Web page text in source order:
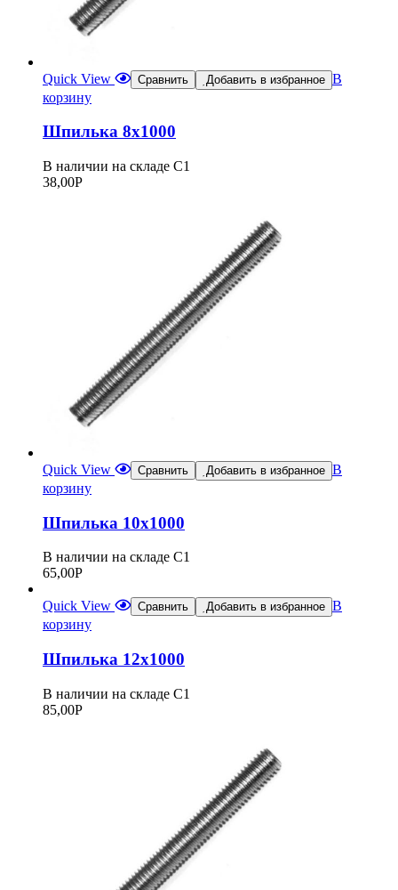
Quick View Сравнить Добавить в избранное В
корзину
Шпилька 8х1000
В наличии на складе С1
38,00Р
Quick View Сравнить Добавить в избранное В
корзину
Шпилька 10х1000
В наличии на складе С1
65,00Р
Quick View Сравнить Добавить в избранное В
корзину
Шпилька 12х1000
В наличии на складе С1
85,00Р